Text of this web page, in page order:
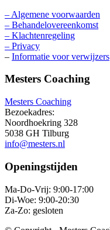
– Algemene voorwaarden
– Behandelovereenkomst
– Klachtenregeling
– Privacy
– Informatie voor verwijzers
Mesters Coaching
Mesters Coaching
Bezoekadres:
Noordhoekring 328
5038 GH Tilburg
info@mesters.nl
Openingstijden
Ma-Do-Vrij: 9:00-17:00
Di-Woe: 9:00-20:30
Za-Zo: gesloten